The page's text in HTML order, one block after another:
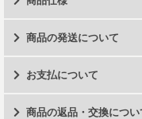
商品の発送について
お支払について
商品の返品・交換につい